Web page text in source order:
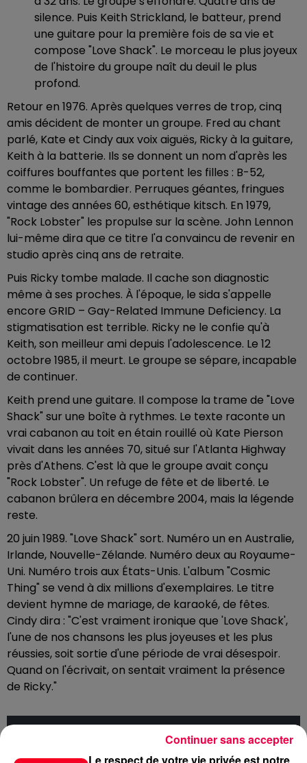
silence. Puis Keith Strickland, le batteur, prend
une guitare pour la première fois de sa vie et
compose "Love Shack". Le morceau le plus joyeux
de l'histoire du groupe naît du deuil le plus
profond.
Retour en 1976. Après quelques verres de trop, cinq
amis décident de monter un groupe. Fred au chant
parlé, Kate et Cindy aux voix aiguës, Ricky à la guitare,
Keith à la batterie. Ils se donnent un nom d'après les
coiffures bouffantes que portent les filles : B-52,
comme le bombardier. Perruques géantes, fringues
vintage des années 60, esthétique kitsch. En 1979,
"Rock Lobster" les propulse sur la scène. John Lennon
lui-même dira que ce titre l'a convaincu de revenir en
studio après cinq ans de retraite.
Puis Ricky tombe malade. Il cache son diagnostic
même à ses proches. À l'époque, le sida s'appelle
encore GRID – Gay-Related Immune Deficiency. La
stigmatisation est terrible. Ricky ne le confie qu'à
Keith, son meilleur ami depuis l'adolescence. Le 12
octobre 1985, il meurt. Le groupe se sépare, incapable
de continuer.
Keith prend une guitare. Il compose la trame de "Love
Shack" sur une boîte à rythmes. Le texte raconte un
vrai cabanon au toit en étain rouillé où Kate Pierson
vivait dans les années 70, situé sur l'Atlanta Highway
près d'Athens. C'est là que le groupe avait conçu
"Rock Lobster". Un refuge de fête et de liberté. Le
cabanon brûlera en décembre 2004, mais la légende
reste.
20 juin 1989. "Love Shack" sort. Numéro un en Australie,
Irlande, Nouvelle-Zélande. Numéro deux au Royaume-
Uni. Numéro trois aux États-Unis. L'album "Cosmic
Thing" se vend à dix millions d'exemplaires. Le titre
devient hymne de mariage, de karaoké, de fêtes.
Cindy dira : "C'est vraiment ironique que 'Love Shack',
l'une de nos chansons les plus joyeuses et les plus
réussies, soit sortie d'une période de vrai désespoir.
Quand on l'écrivait, on sentait vraiment la présence
de Ricky."
Cet élément est masqué compte-tenu du refus
du dépôt de cookies que vous avez exprimé. Si
Continuer sans accepter